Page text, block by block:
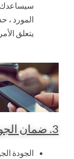
سيساعدك
المورد ،
يتعلق
3. ضمان الجودة
الجودة